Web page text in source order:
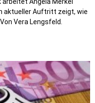
aktueller Auftritt zeigt, wie
Vera Lengsfeld.